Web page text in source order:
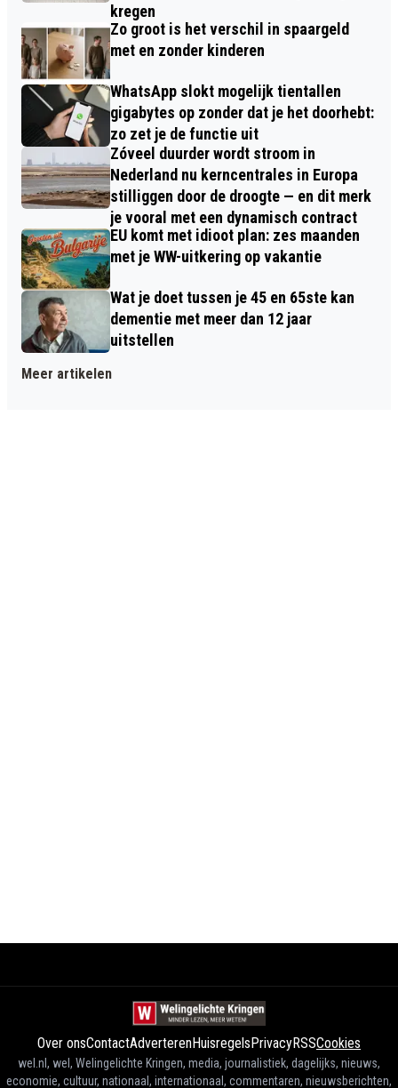
kregen
Zo groot is het verschil in spaargeld
met en zonder kinderen
WhatsApp slokt mogelijk tientallen
gigabytes op zonder dat je het doorhebt:
zo zet je de functie uit
Zóveel duurder wordt stroom in
Nederland nu kerncentrales in Europa
stilliggen door de droogte — en dit merk
je vooral met een dynamisch contract
EU komt met idioot plan: zes maanden
met je WW-uitkering op vakantie
Wat je doet tussen je 45 en 65ste kan
dementie met meer dan 12 jaar
uitstellen
Meer artikelen
Over onsContactAdverterenHuisregelsPrivacyRSSCookies
wel.nl, wel, Welingelichte Kringen, media, journalistiek, dagelijks, nieuws,
economie, cultuur, nationaal, internationaal, commentaren, nieuwsberichten,